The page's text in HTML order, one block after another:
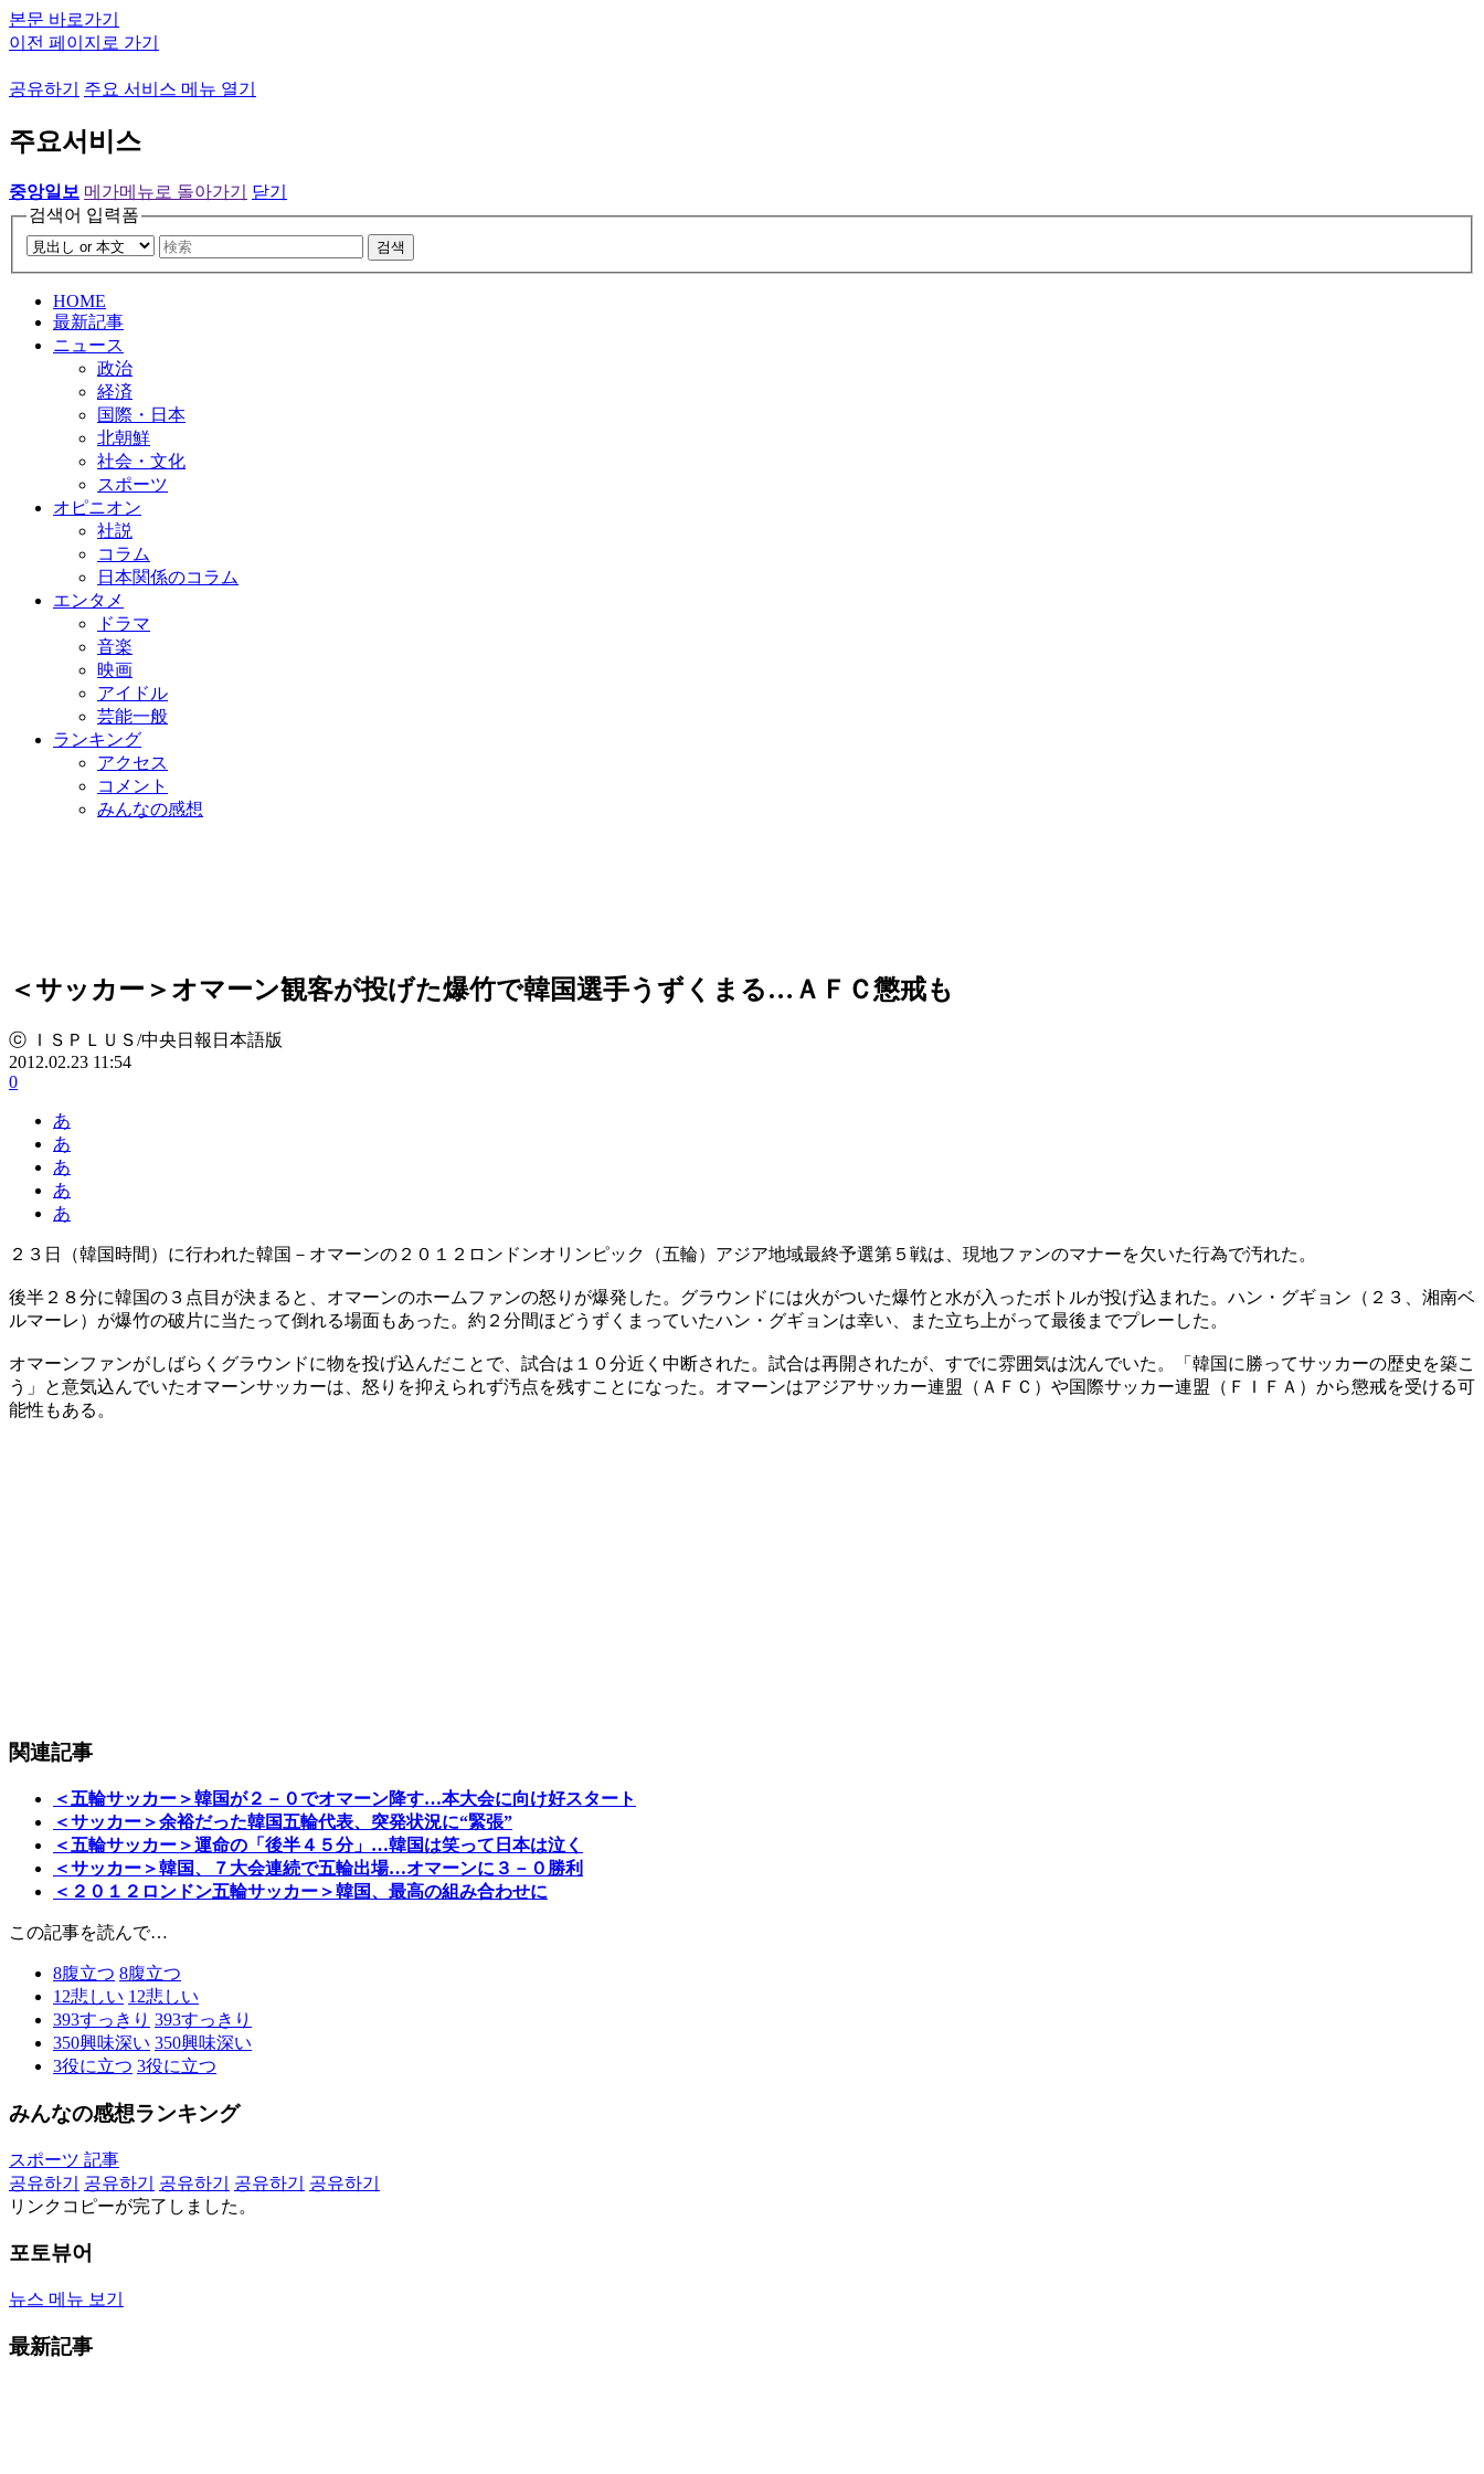
본문 바로가기
이전 페이지로 가기
공유하기 주요 서비스 메뉴 열기
주요서비스
중앙일보 메가메뉴로 돌아가기
닫기
검색어 입력폼
검색
HOME
最新記事
ニュース
政治
経済
国際・日本
北朝鮮
社会・文化
スポーツ
オピニオン
社説
コラム
日本関係のコラム
エンタメ
ドラマ
音楽
映画
アイドル
芸能一般
ランキング
アクセス
コメント
みんなの感想
＜サッカー＞オマーン観客が投げた爆竹で韓国選手うずくまる…ＡＦＣ懲戒も
ⓒ ＩＳＰＬＵＳ/中央日報日本語版
2012.02.23 11:54
0
あ
あ
あ
あ
あ
２３日（韓国時間）に行われた韓国－オマーンの２０１２ロンドンオリンピック（五輪）アジア地域最終予選第５戦は、現地ファンのマナーを欠いた行為で汚れた。
後半２８分に韓国の３点目が決まると、オマーンのホームファンの怒りが爆発した。グラウンドには火がついた爆竹と水が入ったボトルが投げ込まれた。ハン・グギョン（２３、湘南ベ
ルマーレ）が爆竹の破片に当たって倒れる場面もあった。約２分間ほどうずくまっていたハン・グギョンは幸い、また立ち上がって最後までプレーした。
オマーンファンがしばらくグラウンドに物を投げ込んだことで、試合は１０分近く中断された。試合は再開されたが、すでに雰囲気は沈んでいた。「韓国に勝ってサッカーの歴史を築こ
う」と意気込んでいたオマーンサッカーは、怒りを抑えられず汚点を残すことになった。オマーンはアジアサッカー連盟（ＡＦＣ）や国際サッカー連盟（ＦＩＦＡ）から懲戒を受ける可
能性もある。
関連記事
＜五輪サッカー＞韓国が２－０でオマーン降す…本大会に向け好スタート
＜サッカー＞余裕だった韓国五輪代表、突発状況に“緊張”
＜五輪サッカー＞運命の「後半４５分」…韓国は笑って日本は泣く
＜サッカー＞韓国、７大会連続で五輪出場…オマーンに３－０勝利
＜２０１２ロンドン五輪サッカー＞韓国、最高の組み合わせに
この記事を読んで…
8腹立つ 8腹立つ
12悲しい 12悲しい
393すっきり 393すっきり
350興味深い 350興味深い
3役に立つ 3役に立つ
みんなの感想ランキング
スポーツ 記事
공유하기
공유하기 공유하기 공유하기
공유하기
リンクコピーが完了しました。
포토뷰어
뉴스 메뉴 보기
最新記事